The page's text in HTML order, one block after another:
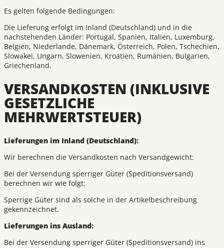
Es gelten folgende Bedingungen:
Die Lieferung erfolgt im Inland (Deutschland) und in die
nachstehenden Länder: Portugal, Spanien, Italien, Luxemburg,
Belgien, Niederlande, Dänemark, Österreich, Polen, Tschechien,
Slowakei, Ungarn, Slowenien, Kroatien, Rumänien, Bulgarien,
Griechenland.
VERSANDKOSTEN (INKLUSIVE
GESETZLICHE
MEHRWERTSTEUER)
Lieferungen im Inland (Deutschland):
Wir berechnen die Versandkosten nach Versandgewicht:
Bei der Versendung sperriger Güter (Speditionsversand)
berechnen wir wie folgt:
Sperrige Güter sind als solche in der Artikelbeschreibung
gekennzeichnet.
Lieferungen ins Ausland:
Bei der Versendung sperriger Güter (Speditionsversand) ins